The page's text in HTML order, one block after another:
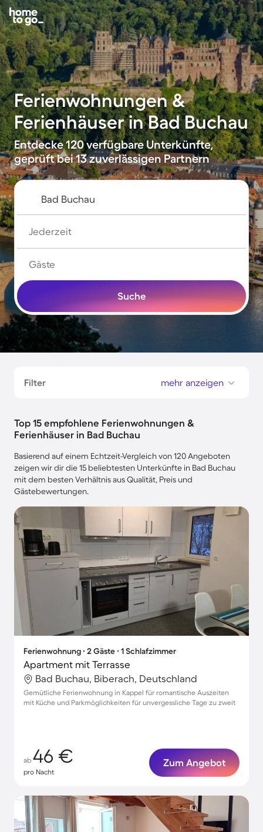
Ferienwohnungen &
Ferienhäuser in Bad Buchau
Entdecke 120 verfügbare Unterkünfte,
geprüft bei 13 zuverlässigen Partnern
Jederzeit
Gäste
Suche
Filter mehr anzeigen
Top 15 empfohlene Ferienwohnungen &
Ferienhäuser in Bad Buchau
Basierend auf einem Echtzeit-Vergleich von 120 Angeboten
zeigen wir dir die 15 beliebtesten Unterkünfte in Bad Buchau
mit dem besten Verhältnis aus Qualität, Preis und
Gästebewertungen.
Ferienwohnung ∙ 2 Gäste ∙ 1 Schlafzimmer
Apartment mit Terrasse
Bad Buchau, Biberach, Deutschland
Gemütliche Ferienwohnung in Kappel für romantische Auszeiten
mit Küche und Parkmöglichkeiten für unvergessliche Tage zu zweit
ab 46 €
pro Nacht
Zum Angebot